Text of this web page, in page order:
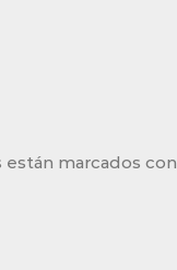
marcados con